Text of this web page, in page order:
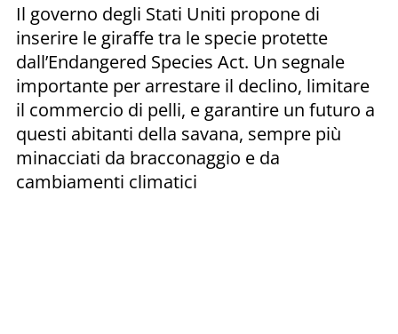
Il governo degli Stati Uniti propone di
inserire le giraffe tra le specie protette
dall’Endangered Species Act. Un segnale
importante per arrestare il declino, limitare
il commercio di pelli, e garantire un futuro a
questi abitanti della savana, sempre più
minacciati da bracconaggio e da
cambiamenti climatici